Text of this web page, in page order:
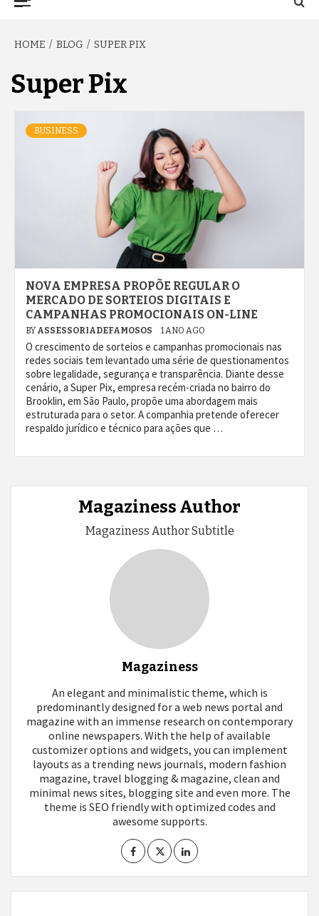
HOME BLOG SUPER PIX
Super Pix
BUSINESS
NOVA EMPRESA PROPÕE REGULAR O
MERCADO DE SORTEIOS DIGITAIS E
CAMPANHAS PROMOCIONAIS ON-LINE
BY ASSESSORIADEFAMOSOS 1 ANO AGO
O crescimento de sorteios e campanhas promocionais nas
redes sociais tem levantado uma série de questionamentos
sobre legalidade, segurança e transparência. Diante desse
cenário, a Super Pix, empresa recém-criada no bairro do
Brooklin, em São Paulo, propõe uma abordagem mais
estruturada para o setor. A companhia pretende oferecer
respaldo jurídico e técnico para ações que …
Magaziness Author
Magaziness Author Subtitle
Magaziness
An elegant and minimalistic theme, which is
predominantly designed for a web news portal and
magazine with an immense research on contemporary
online newspapers. With the help of available
customizer options and widgets, you can implement
layouts as a trending news journals, modern fashion
magazine, travel blogging & magazine, clean and
minimal news sites, blogging site and even more. The
theme is SEO friendly with optimized codes and
awesome supports.